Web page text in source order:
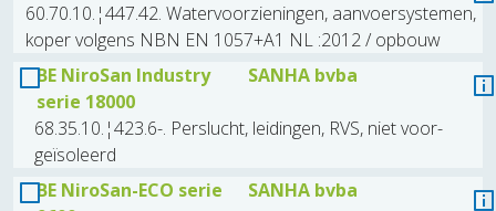
60.70.10.¦447.42. Watervoorzieningen, aanvoersystemen,
koper volgens NBN EN 1057+A1 NL :2012 / opbouw
BE NiroSan Industry
serie 18000
SANHA bvba
68.35.10.¦423.6-. Perslucht, leidingen, RVS, niet voor-
geïsoleerd
BE NiroSan-ECO serie
SANHA bvba